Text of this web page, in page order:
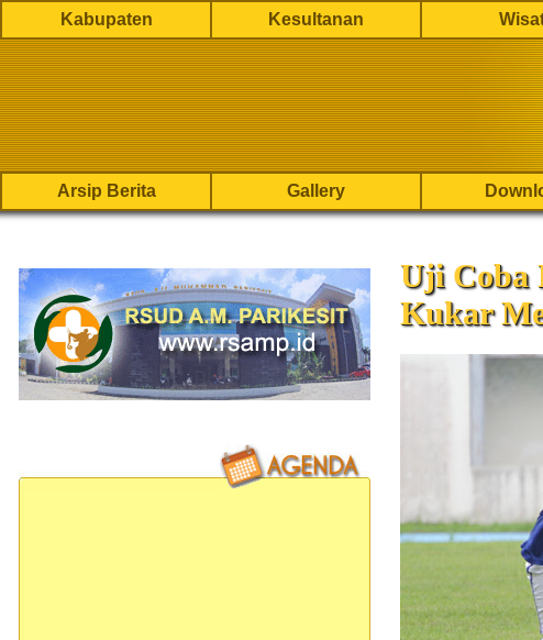
Kabupaten Kesultanan
Arsip Berita Gallery
Uji Coba
Kukar